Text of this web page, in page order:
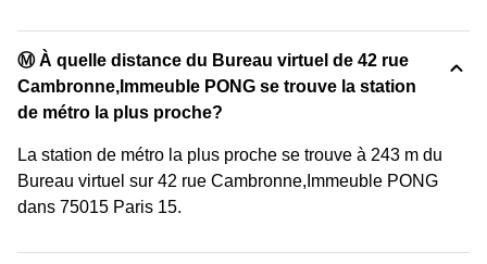
Ⓜ️ À quelle distance du Bureau virtuel de 42 rue
Cambronne,Immeuble PONG se trouve la station
de métro la plus proche?
La station de métro la plus proche se trouve à 243 m du
Bureau virtuel sur 42 rue Cambronne,Immeuble PONG
dans 75015 Paris 15.